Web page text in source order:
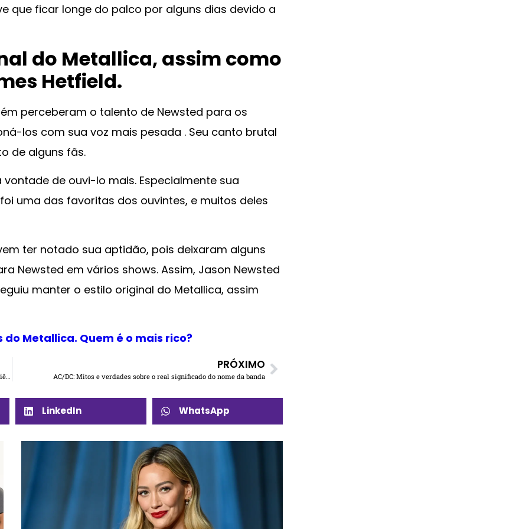
que ficar longe do palco por alguns dias devido a
do Metallica, assim como
Hetfield.
perceberam o talento de Newsted para os
los com sua voz mais pesada . Seu canto brutal
de alguns fãs.
de ouvi-lo mais. Especialmente sua
uma das favoritas dos ouvintes, e muitos deles
ter notado sua aptidão, pois deixaram alguns
Newsted em vários shows. Assim, Jason Newsted
manter o estilo original do Metallica, assim
Metallica. Quem é o mais rico?
Como Dakota Johnson, namorada de Chris Martin ajudou a melhorar a experiência dos Shows do Coldplay
PRÓXIMO
AC/DC: Mitos e verdades sobre o real significado do nome da banda
LinkedIn WhatsApp